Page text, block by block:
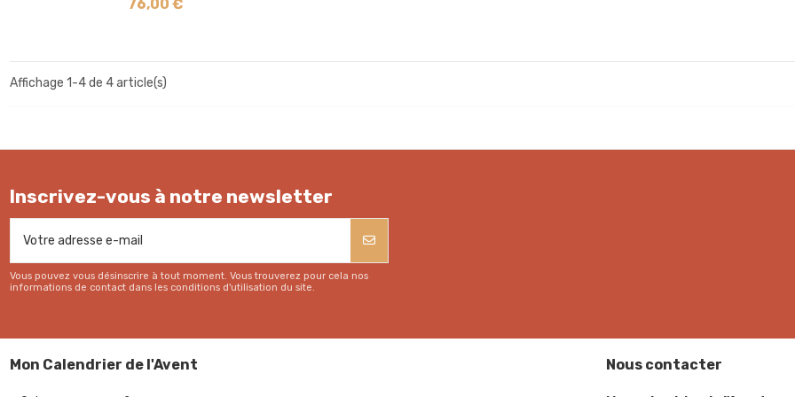
76,00 €
Affichage 1-4 de 4 article(s)
Inscrivez-vous à notre newsletter
Vous pouvez vous désinscrire à tout moment. Vous trouverez pour cela nos
informations de contact dans les conditions d'utilisation du site.
Mon Calendrier de l'Avent Nous contacter